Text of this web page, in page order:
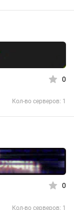
0
Кол-во серверов: 1
0
Кол-во серверов: 1